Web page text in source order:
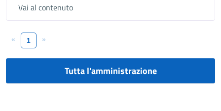
Vai al contenuto
« 1 »
Tutta l'amministrazione